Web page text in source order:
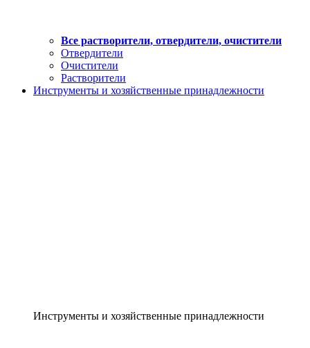
Все растворители, отвердители, очистители
Отвердители
Очистители
Растворители
Инструменты и хозяйственные принадлежности
Инструменты и хозяйственные принадлежности